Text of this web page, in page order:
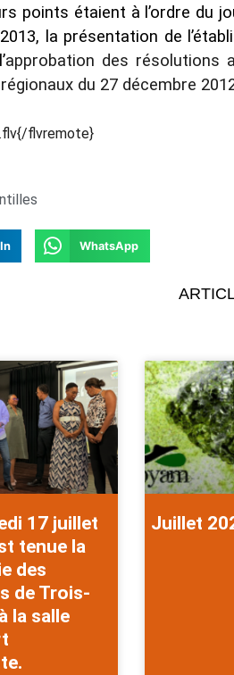
points étaient à l’ordre du
la présentation de
approbation des résolutions
du 27 décembre
flvremote}
WhatsApp
17 juillet
tenue la
des
de Trois-
la salle
Juillet